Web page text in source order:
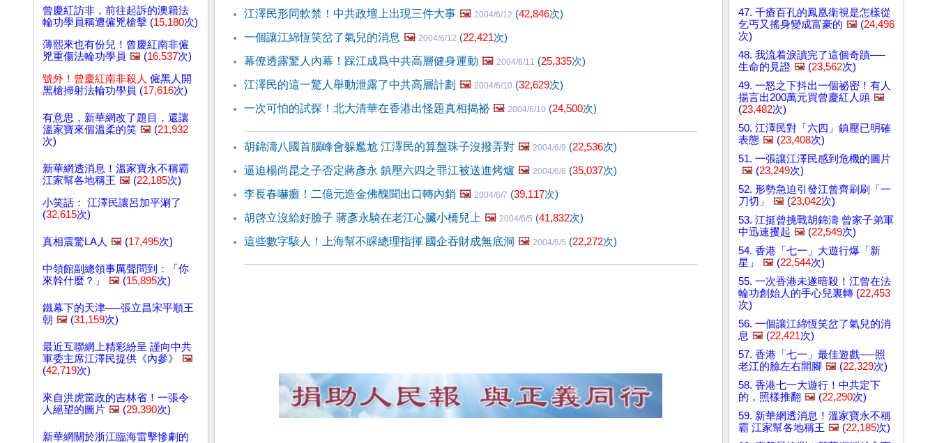
曾慶紅訪非，前往起訴的澳籍法
輪功學員稱遭僱兇槍擊 (15,180次)
薄熙來也有份兒！曾慶紅南非僱
兇重傷法輪功學員 🖼️ (16,537次)
號外！曾慶紅南非殺人 僱黑人開
黑槍掃射法輪功學員 (17,616次)
有意思，新華網改了題目，還讓
溫家寶來個溫柔的笑 🖼️ (21,932
次)
新華網透消息！溫家寶永不稱霸
江家幫各地稱王 🖼️ (22,185次)
小笑話： 江澤民讓呂加平涮了
(32,615次)
真相震驚LA人 🖼️ (17,495次)
中領館副總領事厲聲問到：「你
來幹什麼？」
🖼️ (15,895次)
鐵幕下的天津──張立昌宋平順王
朝 🖼️ (31,159次)
最近互聯網上精彩紛呈 謹向中共
軍委主席江澤民提供《內參》
🖼️
(42,719次)
來自洪虎當政的吉林省！一張令
人絕望的圖片 🖼️ (29,390次)
新華網關於浙江臨海雷擊慘劇的
江澤民形同軟禁！中共政壇上出現三件大事 🖼️ 2004/6/12 (42,846次)
一個讓江綿恆笑岔了氣兒的消息 🖼️ 2004/6/12 (22,421次)
幕僚透露驚人內幕！踩江成爲中共高層健身運動 🖼️ 2004/6/11 (25,335次)
江澤民的這一驚人舉動泄露了中共高層計劃 🖼️ 2004/6/10 (32,629次)
一次可怕的試探！北大清華在香港出怪題真相揭祕 🖼️ 2004/6/10 (24,500次)
胡錦濤八國首腦峰會躲尷尬 江澤民的算盤珠子沒撥弄對 🖼️ 2004/6/9 (22,536次)
逼迫楊尚昆之子否定蔣彥永 鎮壓六四之罪江被送進烤爐 🖼️ 2004/6/8 (35,037次)
李長春嚇癱！二億元造金佛醜聞出口轉內銷 🖼️ 2004/6/7 (39,117次)
胡啓立沒給好臉子 蔣彥永騎在老江心臟小橋兒上 🖼️ 2004/6/5 (41,832次)
這些數字駭人！上海幫不睬總理指揮 國企吞財成無底洞 🖼️ 2004/6/5 (22,272次)
47. 千瘡百孔的鳳凰衛視是怎樣從
乞丐又搖身變成富豪的 🖼️ (24,496
次)
48. 我流着淚讀完了這個奇蹟──
生命的見證 🖼️ (23,562次)
49. 一怒之下抖出一個祕密！有人
揚言出200萬元買曾慶紅人頭 🖼️
(23,482次)
50. 江澤民對「六四」鎮壓已明確
表態 🖼️ (23,408次)
51. 一張讓江澤民感到危機的圖片
🖼️ (23,249次)
52. 形勢急迫引發江曾齊刷刷「一
刀切」
🖼️ (23,042次)
53. 江挺曾挑戰胡錦濤 曾家子弟軍
中迅速攫起 🖼️ (22,549次)
54. 香港「七一」大遊行爆「新
星」
🖼️ (22,544次)
55. 一次香港未遂暗殺！江曾在法
輪功創始人的手心兒裏轉 (22,453
次)
56. 一個讓江綿恆笑岔了氣兒的消
息 🖼️ (22,421次)
57. 香港「七一」最佳遊戲──照
老江的臉左右開腳 🖼️ (22,329次)
58. 香港七一大遊行！中共定下
的，照樣推翻 🖼️ (22,290次)
59. 新華網透消息！溫家寶永不稱
霸 江家幫各地稱王 🖼️ (22,185次)